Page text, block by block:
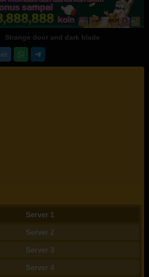
Strange door and dark blade
Server 1
Server 2
Server 3
Server 4